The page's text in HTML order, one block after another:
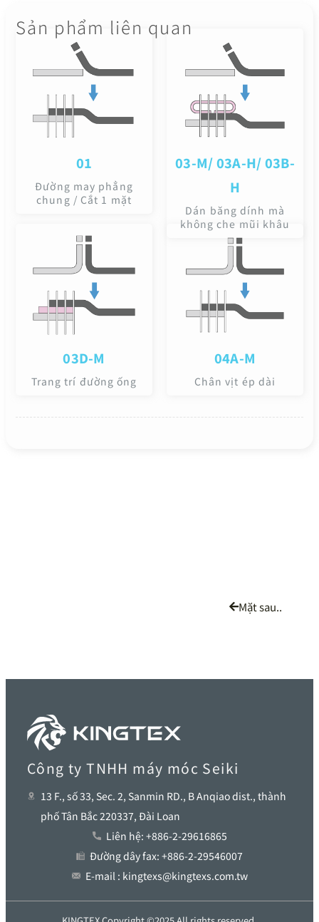
Sản phẩm liên quan
01
Đường may phẳng
chung / Cắt 1 mặt
03-M/ 03A-H/ 03B-
H
Dán băng dính mà
không che mũi khâu
03D-M
Trang trí đường ống
04A-M
Chân vịt ép dài
Mặt sau..
Công ty TNHH máy móc Seiki
13 F., số 33, Sec. 2, Sanmin RD., B Anqiao dist., thành
phố Tân Bắc 220337, Đài Loan
Liên hệ: +886-2-29616865
Đường dây fax: +886-2-29546007
E-mail : kingtexs@kingtexs.com.tw